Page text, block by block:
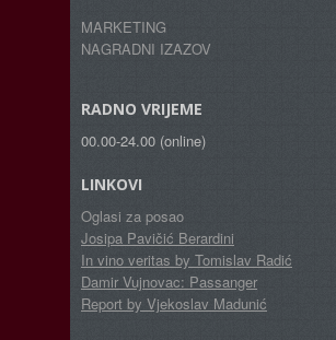
MARKETING
NAGRADNI IZAZOV
RADNO VRIJEME
00.00-24.00 (online)
LINKOVI
Oglasi za posao
Josipa Pavičić Berardini
In vino veritas by Tomislav Radić
Damir Vujnovac: Passanger
Report by Vjekoslav Madunić